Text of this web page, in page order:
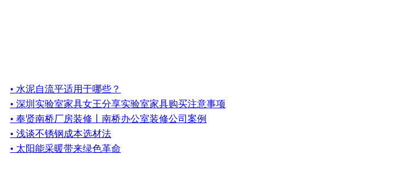
• 水泥自流平适用于哪些？
• 深圳实验室家具女王分享实验室家具购买注意事项
• 奉贤南桥厂房装修丨南桥办公室装修公司案例
• 浅谈不锈钢成本选材法
• 太阳能采暖带来绿色革命